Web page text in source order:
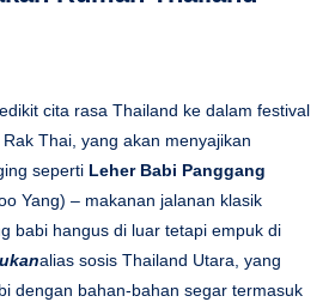
cita rasa Thailand ke dalam festival
Thai, yang akan menyajikan
seperti Leher Babi Panggang
Yang) – makanan jalanan klasik
babi hangus di luar tetapi empuk di
alias sosis Thailand Utara, yang
dengan bahan-bahan segar termasuk